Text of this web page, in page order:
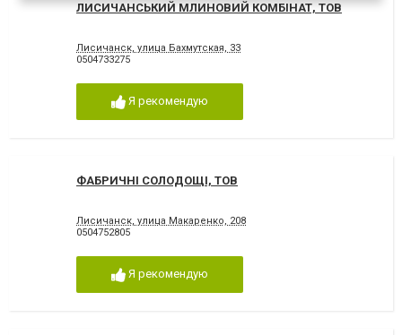
ЛИСИЧАНСЬКИЙ МЛИНОВИЙ КОМБІНАТ, ТОВ
Лисичанск, улица Бахмутская, 33
0504733275
Я рекомендую
ФАБРИЧНІ СОЛОДОЩІ, ТОВ
Лисичанск, улица Макаренко, 208
0504752805
Я рекомендую